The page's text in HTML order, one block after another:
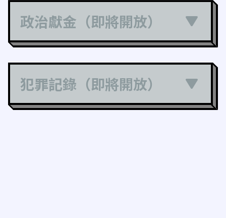
政治獻金（即將開放）
犯罪記錄（即將開放）